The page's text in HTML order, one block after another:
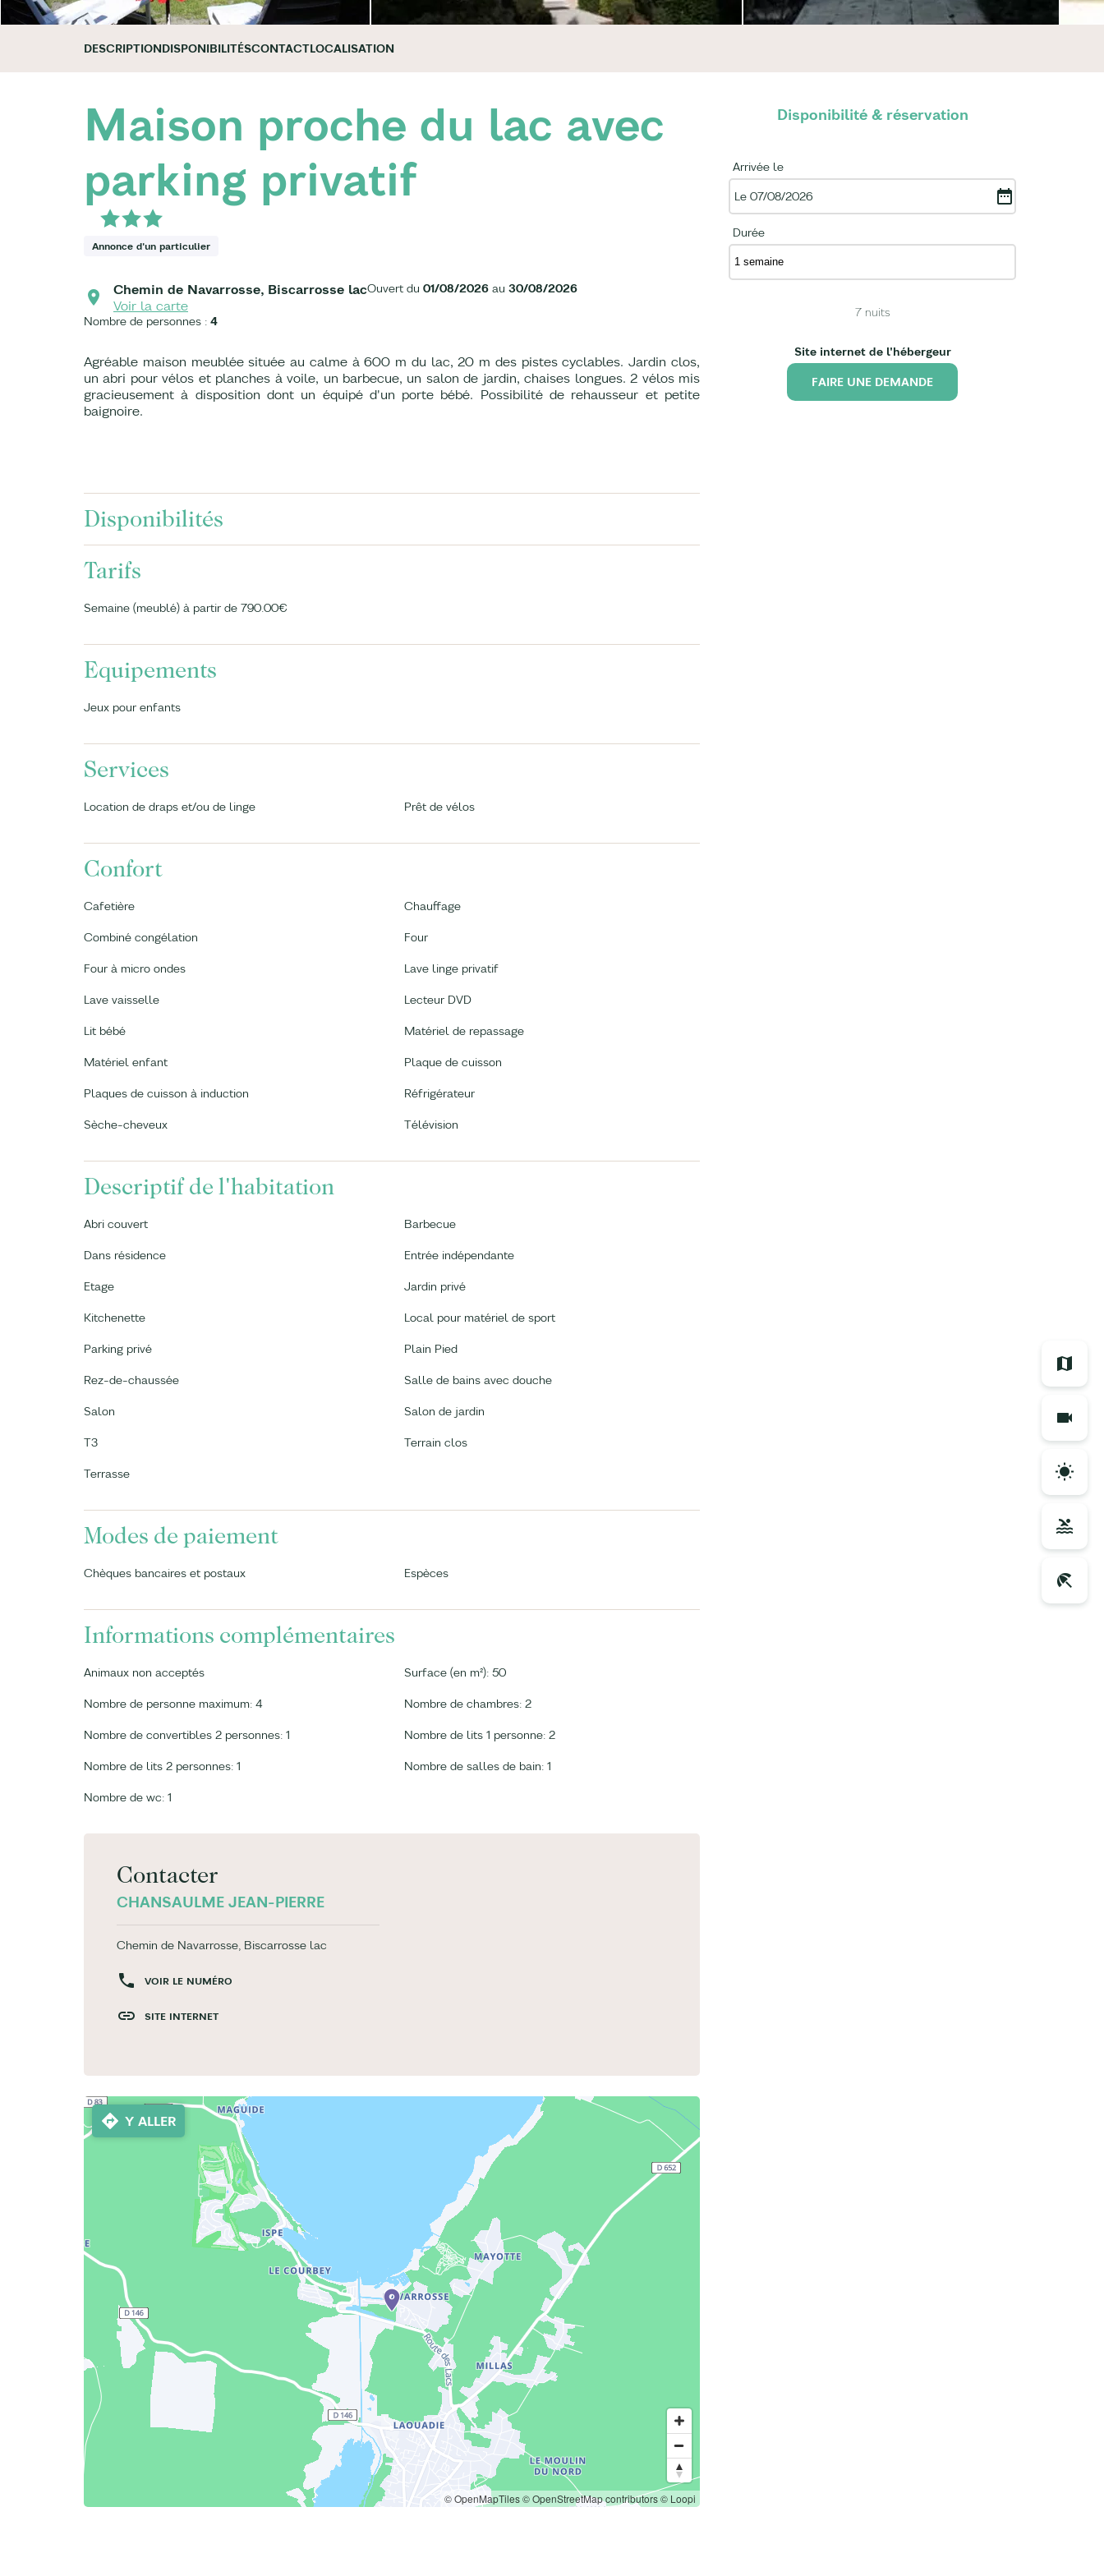
DESCRIPTIONDISPONIBILITÉSCONTACTLOCALISATION
Maison proche du lac avec
parking privatif
Annonce d'un particulier
Chemin de Navarrosse, Biscarrosse lac
Voir la carte
Ouvert du 01/08/2026 au 30/08/2026
Nombre de personnes : 4
Disponibilité & réservation
Arrivée le
Le 07/08/2026
Durée
7nuits
Site internet de l'hébergeur
FAIRE UNE DEMANDE
Agréable maison meublée située au calme à 600 m du lac, 20 m des pistes cyclables. Jardin clos,
un abri pour vélos et planches à voile, un barbecue, un salon de jardin, chaises longues. 2 vélos mis
gracieusement à disposition dont un équipé d'un porte bébé. Possibilité de rehausseur et petite
baignoire.
Disponibilités
Tarifs
Semaine (meublé) à partir de 790.00€
Equipements
Jeux pour enfants
Services
Location de draps et/ou de linge Prêt de vélos
Confort
Cafetière Chauffage
Combiné congélation Four
Four à micro ondes Lave linge privatif
Lave vaisselle Lecteur DVD
Lit bébé Matériel de repassage
Matériel enfant Plaque de cuisson
Plaques de cuisson à induction Réfrigérateur
Sèche-cheveux Télévision
Descriptif de l'habitation
Abri couvert Barbecue
Dans résidence Entrée indépendante
Etage Jardin privé
Kitchenette Local pour matériel de sport
Parking privé Plain Pied
Rez-de-chaussée Salle de bains avec douche
Salon Salon de jardin
T3 Terrain clos
Terrasse
Modes de paiement
Chèques bancaires et postaux Espèces
Informations complémentaires
Animaux non acceptés Surface (en m²): 50
Nombre de personne maximum: 4 Nombre de chambres: 2
Nombre de convertibles 2 personnes: 1 Nombre de lits 1 personne: 2
Nombre de lits 2 personnes: 1 Nombre de salles de bain: 1
Nombre de wc: 1
Contacter
CHANSAULME JEAN-PIERRE
Chemin de Navarrosse, Biscarrosse lac
VOIR LE NUMÉRO
SITE INTERNET
Y ALLER
© OpenMapTiles© OpenStreetMap contributors© Loopi